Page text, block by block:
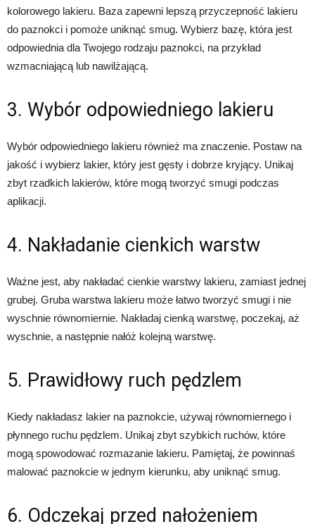
kolorowego lakieru. Baza zapewni lepszą przyczepność lakieru
do paznokci i pomoże uniknąć smug. Wybierz bazę, która jest
odpowiednia dla Twojego rodzaju paznokci, na przykład
wzmacniającą lub nawilżającą.
3. Wybór odpowiedniego lakieru
Wybór odpowiedniego lakieru również ma znaczenie. Postaw na
jakość i wybierz lakier, który jest gęsty i dobrze kryjący. Unikaj
zbyt rzadkich lakierów, które mogą tworzyć smugi podczas
aplikacji.
4. Nakładanie cienkich warstw
Ważne jest, aby nakładać cienkie warstwy lakieru, zamiast jednej
grubej. Gruba warstwa lakieru może łatwo tworzyć smugi i nie
wyschnie równomiernie. Nakładaj cienką warstwę, poczekaj, aż
wyschnie, a następnie nałóż kolejną warstwę.
5. Prawidłowy ruch pędzlem
Kiedy nakładasz lakier na paznokcie, używaj równomiernego i
płynnego ruchu pędzlem. Unikaj zbyt szybkich ruchów, które
mogą spowodować rozmazanie lakieru. Pamiętaj, że powinnaś
malować paznokcie w jednym kierunku, aby uniknąć smug.
6. Odczekaj przed nałożeniem